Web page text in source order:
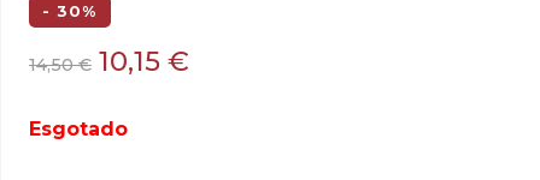
- 30%
14,50€ O
original
10,15 €
Esgotado